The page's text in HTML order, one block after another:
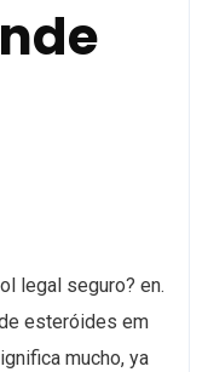
legal seguro? en.
esteróides em
mucho, ya